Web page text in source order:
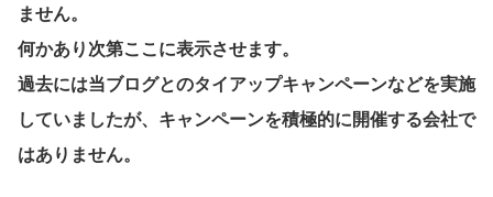
ません。
何かあり次第ここに表示させます。
過去には当ブログとのタイアップキャンペーンなどを実施
していましたが、キャンペーンを積極的に開催する会社で
はありません。